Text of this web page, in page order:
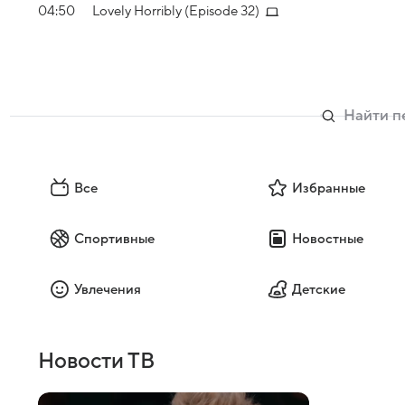
04:50 Lovely Horribly (Episode 32)
Все Избранные
Спортивные Новостные
Увлечения Детские
Новости ТВ